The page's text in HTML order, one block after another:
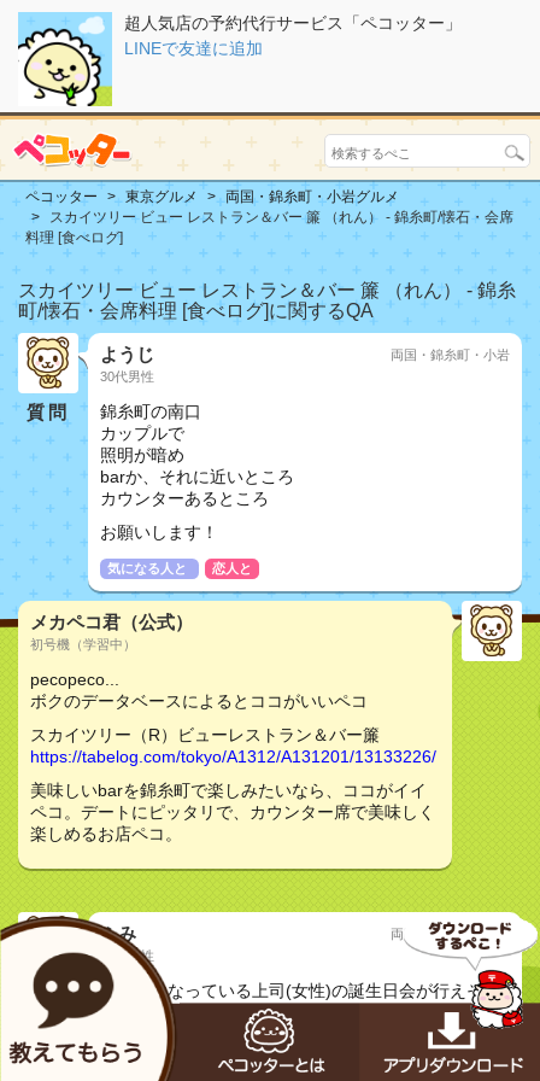
超人気店の予約代行サービス「ペコッター」
LINEで友達に追加
ペコッター 東京グルメ
両国・錦糸町・小岩グルメ
スカイツリー ビュー レストラン＆バー 簾 （れん） - 錦糸町/懐石・会席
料理 [食べログ]
スカイツリー ビュー レストラン＆バー 簾 （れん） - 錦糸
町/懐石・会席料理 [食べログ]に関するQA
質問
ようじ
30代男性
両国・錦糸町・小岩
錦糸町の南口
カップルで
照明が暗め
barか、それに近いところ
カウンターあるところ
お願いします！
気になる人と 恋人と
メカペコ君（公式）
初号機（学習中）
pecopeco...
ボクのデータベースによるとココがいいペコ
スカイツリー（R）ビューレストラン＆バー簾
https://tabelog.com/tokyo/A1312/A131201/13133226/
美味しいbarを錦糸町で楽しみたいなら、ココがイイ
ペコ。デートにピッタリで、カウンター席で美味しく
楽しめるお店ペコ。
質問
ふみ
20代女性
両国・錦糸町・小岩
お世話になっている上司(女性)の誕生日会が行えそう
なお店ありませんか？
スカイツリーが見えるおしゃれなお店がいいです。10
人くらいを予定しています。